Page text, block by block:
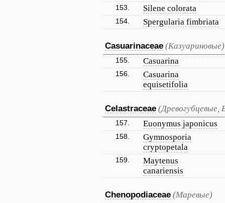
153. Silene colorata
154. Spergularia fimbriata
Casuarinaceae (Казуариновые)
155. Casuarina
156.
Casuarina
equisetifolia
Celastraceae (Древогубцевые,
157. Euonymus japonicus
158.
Gymnosporia
cryptopetala
159.
Maytenus
canariensis
Chenopodiaceae (Маревые)